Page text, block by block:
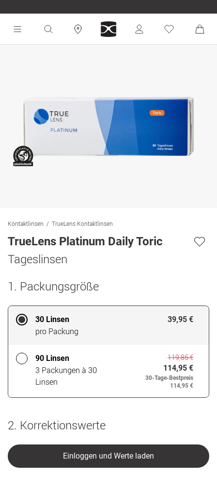
Kontaktlinsen TrueLens Kontaktlinsen
TrueLens Platinum Daily Toric
Tageslinsen
1. Packungsgröße
30 Linsen
pro Packung
39,95 €
90 Linsen
3 Packungen à 30
Linsen
119,85 €
114,95 €
30-Tage-Bestpreis
114,95 €
2. Korrektionswerte
Einloggen und Werte laden